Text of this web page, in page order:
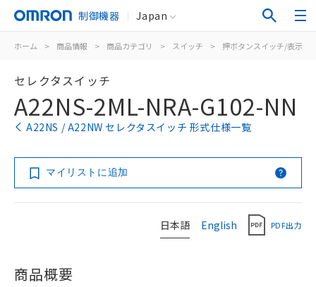
制御機器 Japan
ホーム > 商品情報 > 商品カテゴリ > スイッチ > 押ボタンスイッチ/表示灯
セレクタスイッチ
A22NS-2ML-NRA-G102-NN
A22NS / A22NW セレクタスイッチ 形式仕様一覧
マイリストに追加
日本語 English PDF出力
商品概要